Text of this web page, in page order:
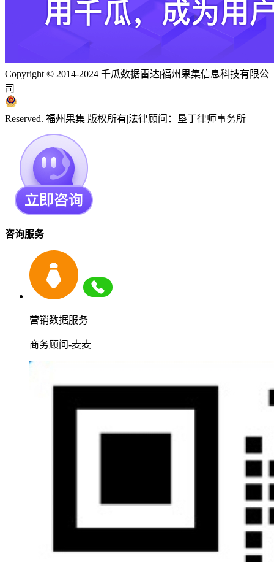
Copyright © 2014-2024 千瓜数据雷达|福州果集信息科技有限公
司
|
Reserved. 福州果集 版权所有|法律顾问：垦丁律师事务所
咨询服务
营销数据服务
商务顾问-麦麦